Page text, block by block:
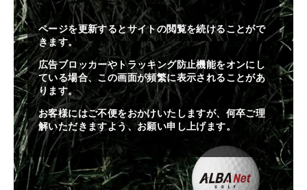
ページを更新するとサイトの閲覧を続けることがで
きます。
広告ブロッカーやトラッキング防止機能をオンにし
ている場合、この画面が頻繁に表示されることがあ
ります。
お客様にはご不便をおかけいたしますが、何卒ご理
解いただきますよう、お願い申し上げます。